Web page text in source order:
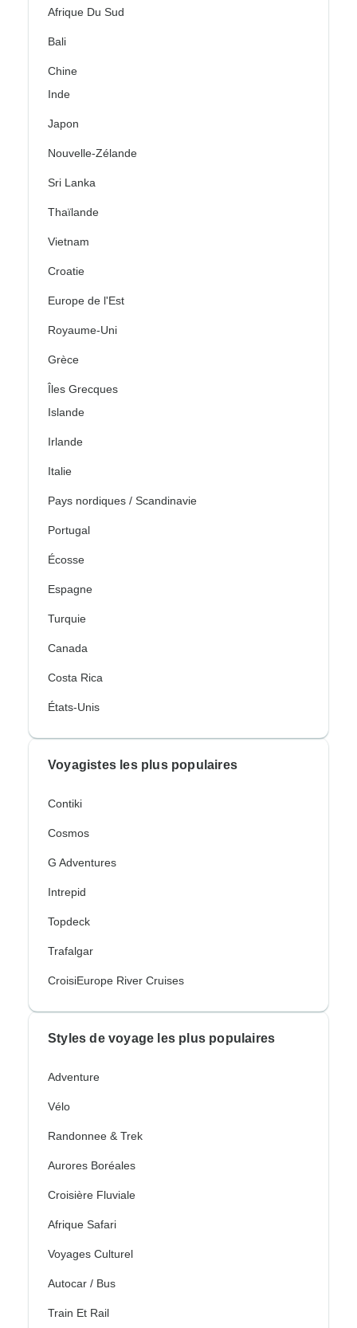
Afrique Du Sud
Bali
Chine
Inde
Japon
Nouvelle-Zélande
Sri Lanka
Thaïlande
Vietnam
Croatie
Europe de l'Est
Royaume-Uni
Grèce
Îles Grecques
Islande
Irlande
Italie
Pays nordiques / Scandinavie
Portugal
Écosse
Espagne
Turquie
Canada
Costa Rica
États-Unis
Voyagistes les plus populaires
Contiki
Cosmos
G Adventures
Intrepid
Topdeck
Trafalgar
CroisiEurope River Cruises
Styles de voyage les plus populaires
Adventure
Vélo
Randonnee & Trek
Aurores Boréales
Croisière Fluviale
Afrique Safari
Voyages Culturel
Autocar / Bus
Train Et Rail